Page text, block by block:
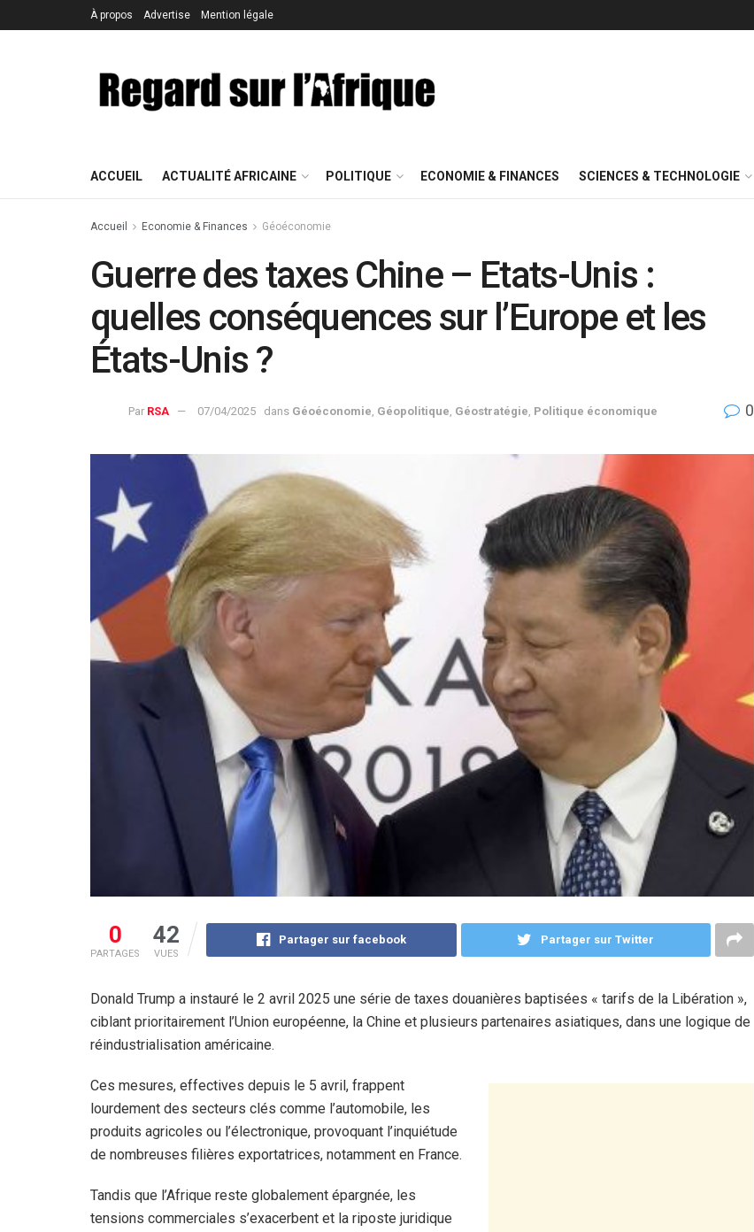
À propos Advertise Mention légale
ACCUEIL ACTUALITÉ AFRICAINE POLITIQUE ECONOMIE & FINANCES SCIENCES & TECHNOLOGIE
Accueil Economie & Finances Géoéconomie
Guerre des taxes Chine – Etats-Unis :
quelles conséquences sur l’Europe et les
États-Unis ?
Par RSA 07/04/2025 dans Géoéconomie Géopolitique Géostratégie Politique économique 0
0
PARTAGES
42
VUES
Partager sur facebook Partager sur Twitter
Donald Trump a instauré le 2 avril 2025 une série de taxes douanières baptisées « tarifs de la Libération »,
ciblant prioritairement l’Union européenne, la Chine et plusieurs partenaires asiatiques, dans une logique de
réindustrialisation américaine.
Ces mesures, effectives depuis le 5 avril, frappent
lourdement des secteurs clés comme l’automobile, les
produits agricoles ou l’électronique, provoquant l’inquiétude
de nombreuses filières exportatrices, notamment en France.
Tandis que l’Afrique reste globalement épargnée, les
tensions commerciales s’exacerbent et la riposte juridique